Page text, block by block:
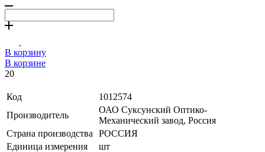
В корзину
В корзине
20
Код
1012574
Производитель
ОАО Суксунский Оптико-
Механический завод, Россия
Страна производства
РОССИЯ
Единица измерения
шт